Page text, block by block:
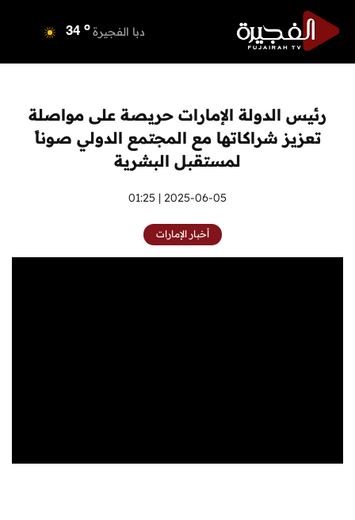
دبا الفجيرة 34 o
أم القيوين 33 o
راس الخيمةo
الفجيرة
رئيس الدولة الإمارات حريصة على مواصلة
تعزيز شراكاتها مع المجتمع الدولي صوناً
لمستقبل البشرية
2025-06-05 | 01:25
أخبار الإمارات